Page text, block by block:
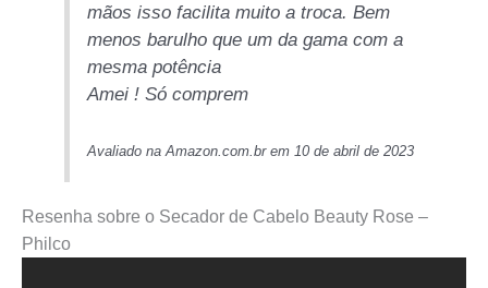
mãos isso facilita muito a troca. Bem
menos barulho que um da gama com a
mesma potência
Amei ! Só comprem
Avaliado na Amazon.com.br em 10 de abril de 2023
Resenha sobre o Secador de Cabelo Beauty Rose –
Philco